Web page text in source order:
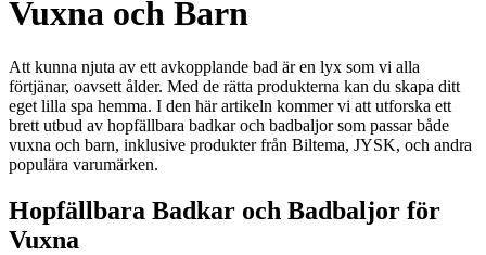
Vuxna och Barn
Att kunna njuta av ett avkopplande bad är en lyx som vi alla
förtjänar, oavsett ålder. Med de rätta produkterna kan du skapa ditt
eget lilla spa hemma. I den här artikeln kommer vi att utforska ett
brett utbud av hopfällbara badkar och badbaljor som passar både
vuxna och barn, inklusive produkter från Biltema, JYSK, och andra
populära varumärken.
Hopfällbara Badkar och Badbaljor för
Vuxna